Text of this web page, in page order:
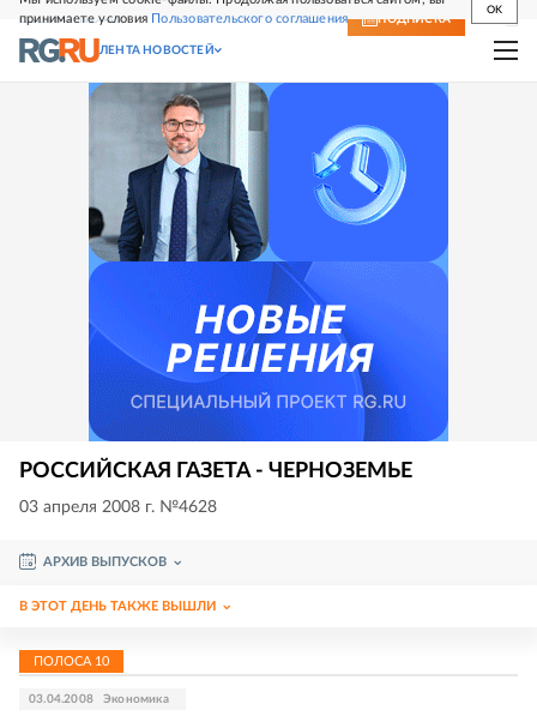
принимаете условия Пользовательского соглашения
OK
СВЕЖИЙ НОМЕР ПОДПИСКА
ЛЕНТА НОВОСТЕЙ
РОССИЙСКАЯ ГАЗЕТА - ЧЕРНОЗЕМЬЕ
03 апреля 2008 г. №4628
АРХИВ ВЫПУСКОВ
В ЭТОТ ДЕНЬ ТАКЖЕ ВЫШЛИ
ПОЛОСА 10
03.04.2008 Экономика